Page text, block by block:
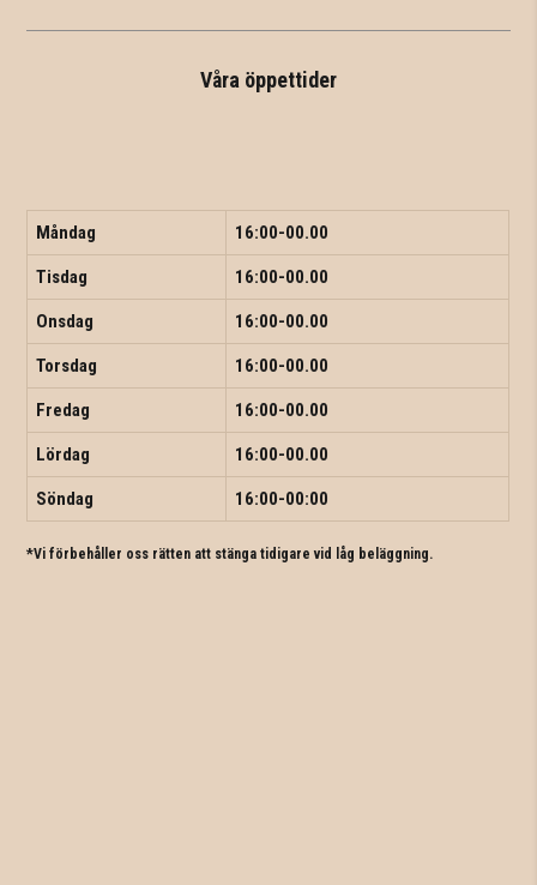
Våra öppettider
Måndag 16:00-00.00
Tisdag 16:00-00.00
Onsdag 16:00-00.00
Torsdag 16:00-00.00
Fredag 16:00-00.00
Lördag 16:00-00.00
Söndag 16:00-00:00
*Vi förbehåller oss rätten att stänga tidigare vid låg beläggning.